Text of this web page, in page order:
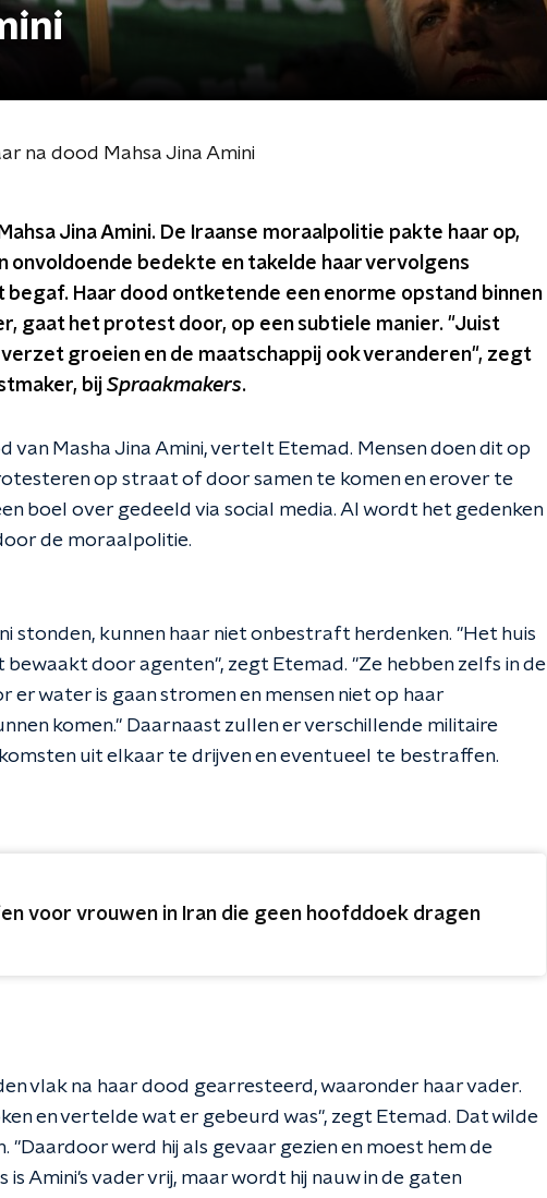
na dood Mahsa Jina Amini
Jina Amini. De Iraanse moraalpolitie pakte haar op,
onvoldoende bedekte en takelde haar vervolgens
begaf. Haar dood ontketende een enorme opstand binnen
gaat het protest door, op een subtiele manier. "Juist
groeien en de maatschappij ook veranderen", zegt
bij Spraakmakers.
van Masha Jina Amini, vertelt Etemad. Mensen doen dit op
op straat of door samen te komen en erover te
boel over gedeeld via social media. Al wordt het gedenken
de moraalpolitie.
stonden, kunnen haar niet onbestraft herdenken. "Het huis
bewaakt door agenten", zegt Etemad. "Ze hebben zelfs in de
water is gaan stromen en mensen niet op haar
komen." Daarnaast zullen er verschillende militaire
uit elkaar te drijven en eventueel te bestraffen.
voor vrouwen in Iran die geen hoofddoek dragen
vlak na haar dood gearresteerd, waaronder haar vader.
en vertelde wat er gebeurd was", zegt Etemad. Dat wilde
"Daardoor werd hij als gevaar gezien en moest hem de
Amini's vader vrij, maar wordt hij nauw in de gaten